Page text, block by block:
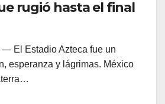
rugió hasta el final
El Estadio Azteca fue un
esperanza y lágrimas. México